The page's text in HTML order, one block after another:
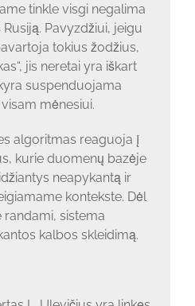
tinkle visgi negalima
Pavyzdžiui, jeigu
tokius žodžius,
jis neretai yra iškart
suspenduojama
mėnesiui.
algoritmas reaguoja į
kurie duomenų bazėje
neapykantą ir
kontekste. Dėl
sistema
kalbos skleidimą.